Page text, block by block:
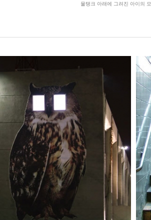
물탱크 아래에 그려진 아이의